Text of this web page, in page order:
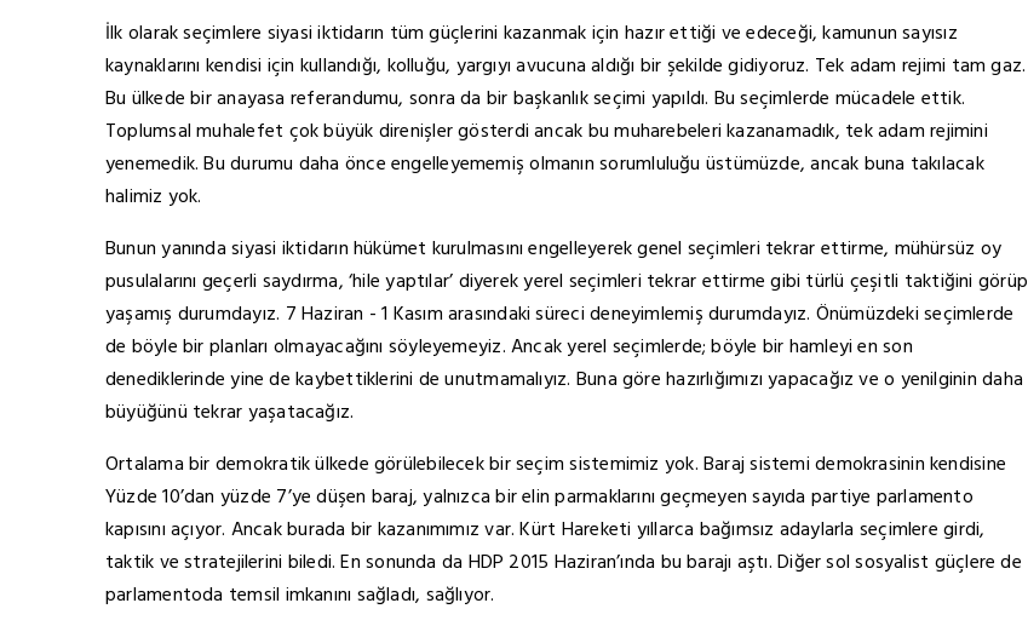
İlk olarak seçimlere siyasi iktidarın tüm güçlerini kazanmak için hazır ettiği ve edeceği, kamunun sayısız
kaynaklarını kendisi için kullandığı, kolluğu, yargıyı avucuna aldığı bir şekilde gidiyoruz. Tek adam rejimi tam gaz.
Bu ülkede bir anayasa referandumu, sonra da bir başkanlık seçimi yapıldı. Bu seçimlerde mücadele ettik.
Toplumsal muhalefet çok büyük direnişler gösterdi ancak bu muharebeleri kazanamadık, tek adam rejimini
yenemedik. Bu durumu daha önce engelleyememiş olmanın sorumluluğu üstümüzde, ancak buna takılacak
halimiz yok.
Bunun yanında siyasi iktidarın hükümet kurulmasını engelleyerek genel seçimleri tekrar ettirme, mühürsüz oy
pusulalarını geçerli saydırma, ‘hile yaptılar’ diyerek yerel seçimleri tekrar ettirme gibi türlü çeşitli taktiğini görüp
yaşamış durumdayız. 7 Haziran - 1 Kasım arasındaki süreci deneyimlemiş durumdayız. Önümüzdeki seçimlerde
de böyle bir planları olmayacağını söyleyemeyiz. Ancak yerel seçimlerde; böyle bir hamleyi en son
denediklerinde yine de kaybettiklerini de unutmamalıyız. Buna göre hazırlığımızı yapacağız ve o yenilginin daha
büyüğünü tekrar yaşatacağız.
Ortalama bir demokratik ülkede görülebilecek bir seçim sistemimiz yok. Baraj sistemi demokrasinin kendisine
Yüzde 10’dan yüzde 7’ye düşen baraj, yalnızca bir elin parmaklarını geçmeyen sayıda partiye parlamento
kapısını açıyor. Ancak burada bir kazanımımız var. Kürt Hareketi yıllarca bağımsız adaylarla seçimlere girdi,
taktik ve stratejilerini biledi. En sonunda da HDP 2015 Haziran’ında bu barajı aştı. Diğer sol sosyalist güçlere de
parlamentoda temsil imkanını sağladı, sağlıyor.